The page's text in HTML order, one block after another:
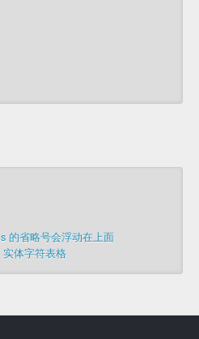
的省略号会浮动在上面
实体字符表格